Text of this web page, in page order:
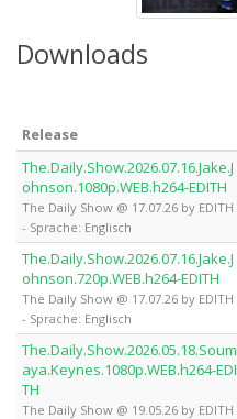
Downloads
Release
The.Daily.Show.2026.07.16.Jake.J
ohnson.1080p.WEB.h264-EDITH
The Daily Show @ 17.07.26 by EDITH
- Sprache: Englisch
The.Daily.Show.2026.07.16.Jake.J
ohnson.720p.WEB.h264-EDITH
The Daily Show @ 17.07.26 by EDITH
- Sprache: Englisch
The.Daily.Show.2026.05.18.Soum
aya.Keynes.1080p.WEB.h264-EDI
TH
The Daily Show @ 19.05.26 by EDITH